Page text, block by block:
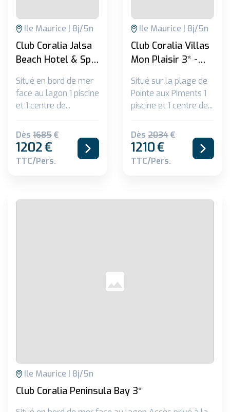
Ile Maurice 8j/5n
Club Coralia Jalsa
Beach Hotel & Spa
Situé en bord de mer
face au lagon 1 piscine
et 1 centre de...
Dès 1685€
1202€
TTC/pers.
Ile Maurice 8j/5n
Club Coralia Villas
Mon Plaisir 3* -
France
Situé sur la plage de
Pointe aux Piments 1
piscine et 1 centre de...
Dès 2034€
1210€
TTC/pers.
Ile Maurice 8j/5n
Club Coralia Peninsula Bay 3*